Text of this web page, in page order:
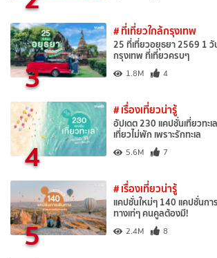
3
# ที่เที่ยวใกล้กรุงเทพ
25 ที่เที่ยวอยุธยา 2569 1 วั
กรุงเทพ ที่เที่ยวครบๆ
1.8M 4
4
# เรื่องเที่ยวน่ารู้
อัปเดต 230 แคปชั่นเที่ยวทะเ
เที่ยวไม่พัก เพราะรักทะเล
5.6M 7
5
# เรื่องเที่ยวน่ารู้
แคปชั่นใหม่ๆ 140 แคปชั่นกา
ทางเท่ๆ คนคูลต้องมี!
2.4M 8